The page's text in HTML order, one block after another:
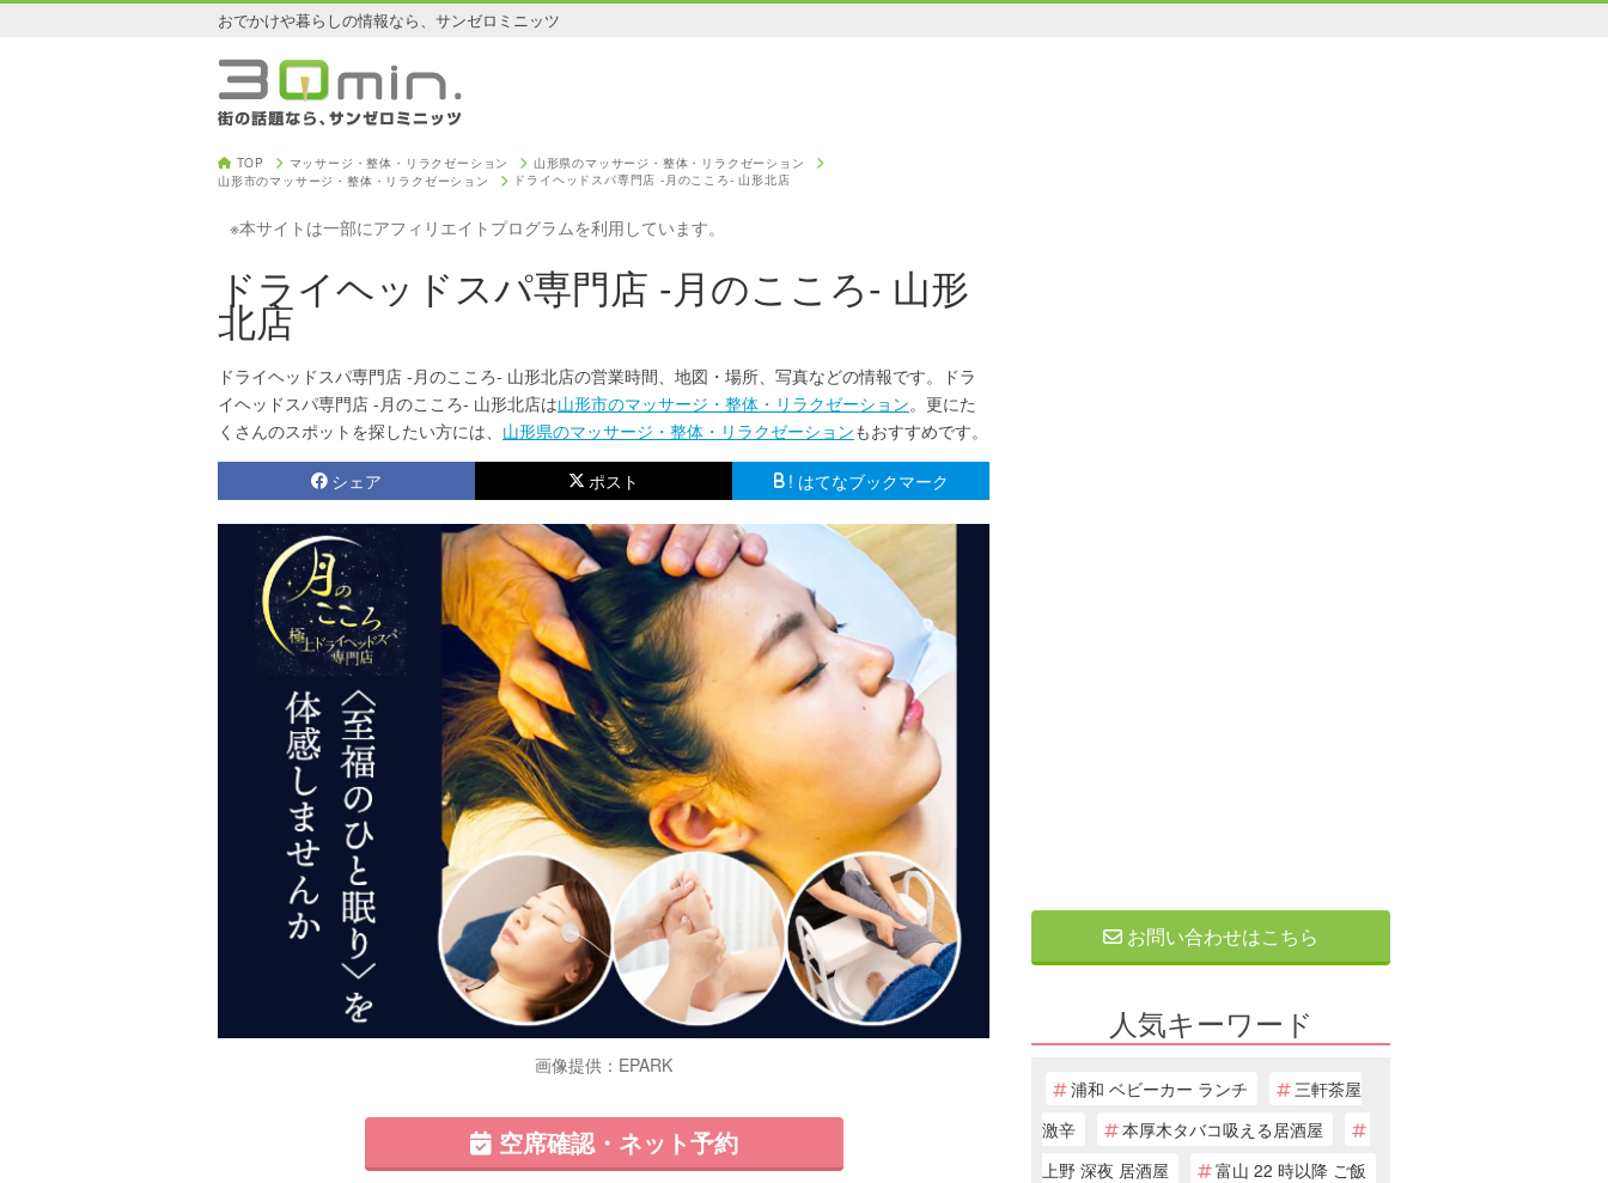
おでかけや暮らしの情報なら、サンゼロミニッツ
TOP マッサージ・整体・リラクゼーション
山形県のマッサージ・整体・リラクゼーション
山形市のマッサージ・整体・リラクゼーション
ドライヘッドスパ専門店 -月のこころ- 山形北店
※本サイトは一部にアフィリエイトプログラムを利用しています。
ドライヘッドスパ専門店 -月のこころ- 山形
北店
ドライヘッドスパ専門店 -月のこころ- 山形北店の営業時間、地図・場所、写真などの情報です。ドラ
イヘッドスパ専門店 -月のこころ- 山形北店は山形市のマッサージ・整体・リラクゼーション。更にた
くさんのスポットを探したい方には、 山形県のマッサージ・整体・リラクゼーションもおすすめです。
シェア ポスト ! はてなブックマーク
画像提供：EPARK
空席確認・ネット予約
お問い合わせはこちら
人気キーワード
浦和 ベビーカー ランチ
三軒茶屋
激辛
本厚木タバコ吸える居酒屋
上野 深夜 居酒屋
富山 22 時以降 ご飯